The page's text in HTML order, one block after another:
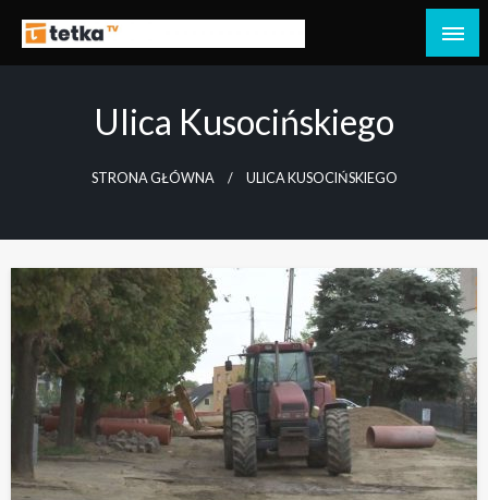
treściTv Tetka Tczew
Tetka Tczew – Twoja lokalna telewizja!
Ulica Kusocińskiego
STRONA GŁÓWNA ULICA KUSOCIŃSKIEGO